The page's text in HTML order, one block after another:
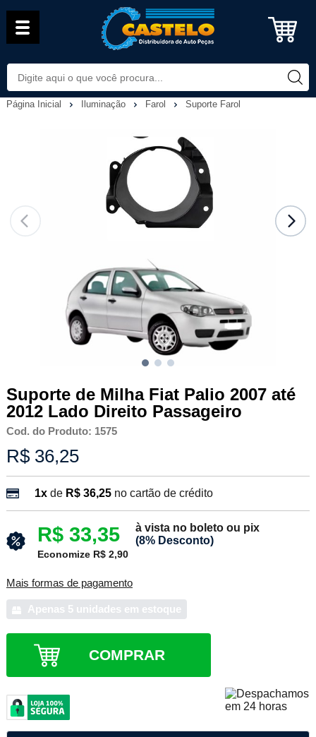
Página Inicial Iluminação Farol Suporte Farol
Suporte de Milha Fiat Palio 2007 até
2012 Lado Direito Passageiro
Cod. do Produto: 1575
R$ 36,25
1xde R$ 36,25 no cartão de crédito
R$ 33,35
à vista no boleto ou pix
(8% Desconto)
Economize R$ 2,90
Mais formas de pagamento
Apenas 5 unidades em estoque
COMPRAR